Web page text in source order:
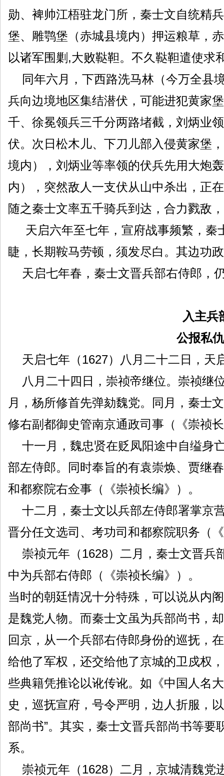
勋、裨帅江梧驻龙门所，秦士文自统精
堡、雕鹗堡（赤城县境内）押运粮草，
以诸军围剿,大败鞑靼。不久鞑靼遣使求
同年六月，下西路洗马林（今万全县
兵向边境地区集结潜伏，可能进犯黄家
千、徐冕领兵三千分两路堵截，刘炳业
伏。次日松木儿、下刀儿部入侵黄家堡
境内），刘炳业等率领的伏兵先用大炮
内），突然敌人一支伏从山中杀出，正
随之秦士文率五千骑兵到达，合力戮敌
天启六年至七年，宣府战事频繁，秦
睫，长期鞍马劳顿，须发尽白。其边功
天启七年春，秦士文晋兵部右侍郎，
入主兵
公报私
天启七年（1627）八月二十二日，天
八月二十四日，崇祯帝继位。崇祯继
月，杨所修首先弹劾魏党。同月，秦士
修右副都御史管南京通政司事（《崇祯
十一月，魏忠贤在贬凤阳途中自缢身
部左侍郎。同时奉旨的有袁崇焕、贾继
和都察院右佥事（《崇祯长编》）。
十二月，秦士文以兵部左侍郎署掌京
晋分任文选司、考功司和都察院职务（
崇祯元年（1628）二月，秦士文晋兵
中为兵部右侍郎（《崇祯长编》）。
当时的朝廷情况十分特殊，可以说从内
是魏党人物。而秦士文虽为兵部尚书，
回京，从一个兵部右侍郎身份的巡抚，
给他了军权，还交给他了京城的卫戍权
些典籍凭推论以讹传讹。如《中国人名
史，巡抚宣府，号令严明，边人折服，
部尚书”。其实，秦士文晋兵部尚书等
系。
崇祯元年（1628）二月，京城清魏党